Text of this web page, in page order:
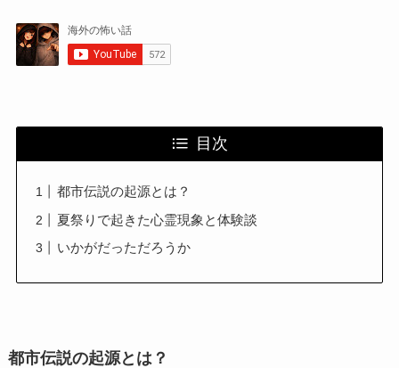
目次
都市伝説の起源とは？
夏祭りで起きた心霊現象と体験談
いかがだっただろうか
都市伝説の起源とは？